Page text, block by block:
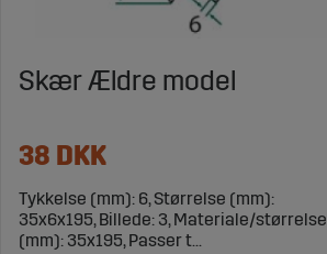
Skær Ældre model
38 DKK
Tykkelse (mm): 6, Størrelse (mm):
35x6x195, Billede: 3, Materiale/størrelse
(mm): 35x195, Passer t...